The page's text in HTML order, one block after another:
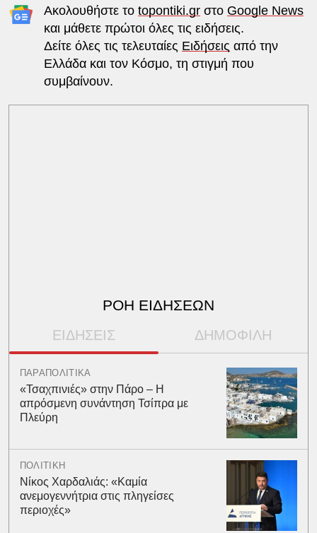
Ακολουθήστε το topontiki.grστο Google News
και μάθετε πρώτοι όλες τις ειδήσεις.
Δείτε όλες τις τελευταίες Ειδήσεις από την
Ελλάδα και τον Κόσμο, τη στιγμή που
συμβαίνουν.
ΡΟΗ ΕΙΔΗΣΕΩΝ
ΕΙΔΗΣΕΙΣ ΔΗΜΟΦΙΛΗ
ΠΑΡΑΠΟΛΙΤΙΚΑ
«Τσαχπινιές» στην Πάρο – Η
απρόσμενη συνάντηση Τσίπρα με
Πλεύρη
ΠΟΛΙΤΙΚΗ
Νίκος Χαρδαλιάς: «Καμία
ανεμογεννήτρια στις πληγείσες
περιοχές»